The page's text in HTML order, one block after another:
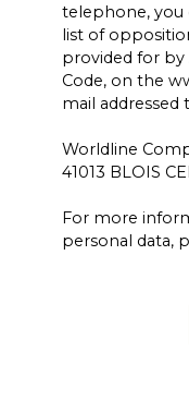
telephone, you
list of
provided for by
Code, on the
mail addressed
Worldline
41013 BLOIS
For more
personal data,